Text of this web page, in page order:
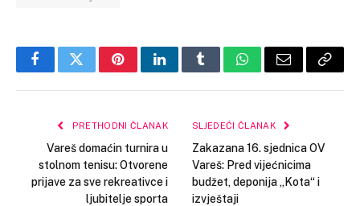
FacebookTwitterPinterestLinkedInTumblrWhatsApp
Email Copy
PRETHODNI ČLANAK
Vareš domaćin turnira u
stolnom tenisu: Otvorene
prijave za sve rekreativce i
ljubitelje sporta
SLJEDEĆI ČLANAK
Zakazana 16. sjednica OV
Vareš: Pred vijećnicima
budžet, deponija „Kota“ i
izvještaji